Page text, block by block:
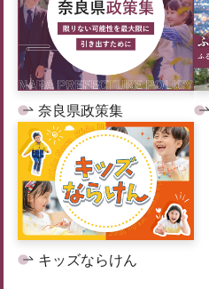
奈良県政策集
キッズならけん